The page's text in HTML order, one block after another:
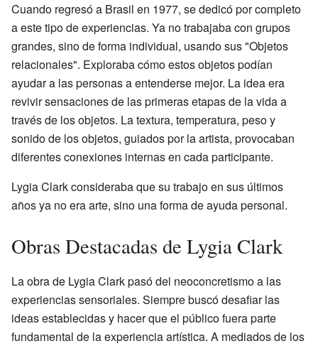
Cuando regresó a Brasil en 1977, se dedicó por completo
a este tipo de experiencias. Ya no trabajaba con grupos
grandes, sino de forma individual, usando sus "Objetos
relacionales". Exploraba cómo estos objetos podían
ayudar a las personas a entenderse mejor. La idea era
revivir sensaciones de las primeras etapas de la vida a
través de los objetos. La textura, temperatura, peso y
sonido de los objetos, guiados por la artista, provocaban
diferentes conexiones internas en cada participante.
Lygia Clark consideraba que su trabajo en sus últimos
años ya no era arte, sino una forma de ayuda personal.
Obras Destacadas de Lygia Clark
La obra de Lygia Clark pasó del neoconcretismo a las
experiencias sensoriales. Siempre buscó desafiar las
ideas establecidas y hacer que el público fuera parte
fundamental de la experiencia artística. A mediados de los